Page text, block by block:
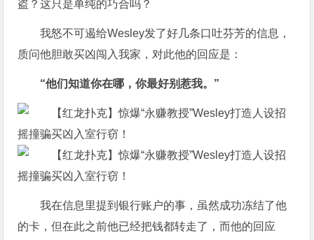
盗？这只是单纯的巧合吗？
我怒不可遏给Wesley发了好几条口吐芬芳的信息，
质问他胆敢买凶闯入我家，对此他的回应是：
“他们知道你在哪，你最好别惹我。”
我在信息里提到银行账户的事，虽然成功冻结了他
的卡，但在此之前他已经把钱都转走了，而他的回应